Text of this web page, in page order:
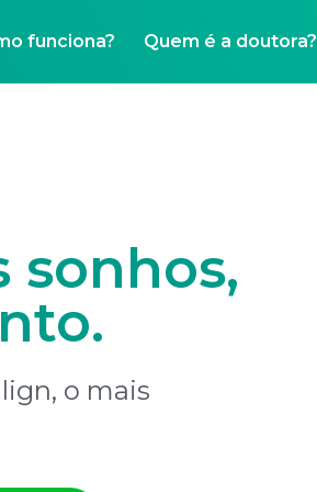
funciona? Quem é a doutora?
sonhos,
o mais